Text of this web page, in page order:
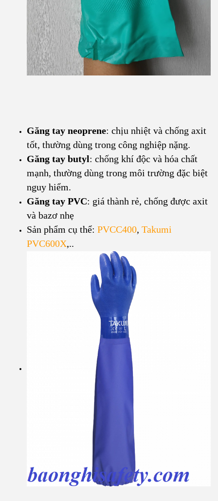
Găng tay neoprene: chịu nhiệt và chống axit
tốt, thường dùng trong công nghiệp nặng.
Găng tay butyl: chống khí độc và hóa chất
mạnh, thường dùng trong môi trường đặc biệt
nguy hiểm.
Găng tay PVC: giá thành rẻ, chống được axit
và bazơ nhẹ
Sản phẩm cụ thể: PVCC400, Takumi
PVC600X,..